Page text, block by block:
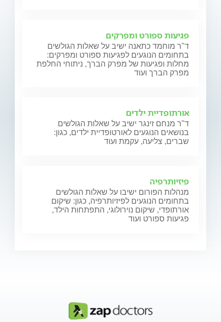
פגיעות ספורט ומפרקים
ד"ר מוחמד כתאנה ישיב על שאלות הגולשים
בתחומים הנוגעים לפגיעות ספורט ומפרקים:
מחלות ופגיעות של מפרק הברך, ניתוחי החלפת
מפרק הברך ועוד
אורתופדיית ילדים
ד"ר מנחם זינגר ישיב על שאלות הגולשים
בנושאים הנוגעים לאורטופדיית ילדים, כגון:
שברים, צליעה, עקמת ועוד
פיזיותרפיה
מנהלות הפורום ישיבו על שאלות הגולשים
בתחומים הנוגעים לפיזיותרפיה, כגון: שיקום
אורתופדי, שיקום נוירולוגי, התפתחות הילד,
פגיעות ספורט ועוד